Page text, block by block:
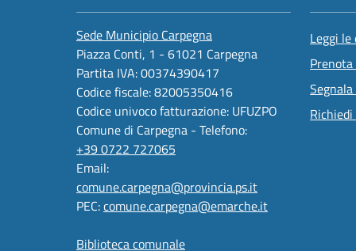
Sede Municipio Carpegna
Piazza Conti, 1 - 61021 Carpegna
Partita IVA: 00374390417
Codice fiscale: 82005350416
Codice univoco fatturazione: UFUZPO
Comune di Carpegna - Telefono:
+39 0722 727065
Email:
comune.carpegna@provincia.ps.it
PEC:comune.carpegna@emarche.it
Biblioteca comunale
Leggi